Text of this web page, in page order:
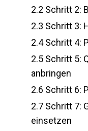
2.2 Schritt 2:
2.3 Schritt 3:
2.4Schritt 4:
2.5 Schritt 5:
anbringen
2.6 Schritt 6:
2.7 Schritt 7:
einsetzen